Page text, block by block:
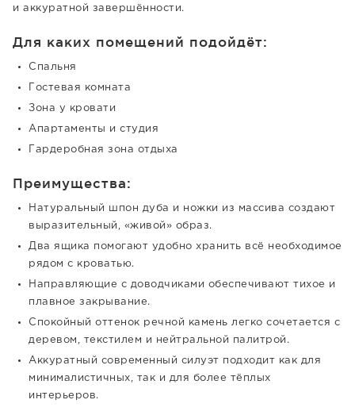
и аккуратной завершённости.
Для каких помещений подойдёт:
Спальня
Гостевая комната
Зона у кровати
Апартаменты и студия
Гардеробная зона отдыха
Преимущества:
Натуральный шпон дуба и ножки из массива создают
выразительный, «живой» образ.
Два ящика помогают удобно хранить всё необходимое
рядом с кроватью.
Направляющие с доводчиками обеспечивают тихое и
плавное закрывание.
Спокойный оттенок речной камень легко сочетается с
деревом, текстилем и нейтральной палитрой.
Аккуратный современный силуэт подходит как для
минималистичных, так и для более тёплых
интерьеров.